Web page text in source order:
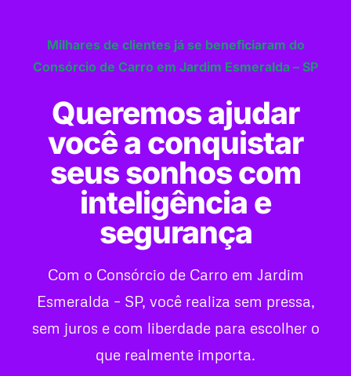
Milhares de clientes já se beneficiaram do
Consórcio de Carro em Jardim Esmeralda – SP
Queremos ajudar
você a conquistar
seus sonhos com
inteligência e
segurança
Com o Consórcio de Carro em Jardim
Esmeralda – SP, você realiza sem pressa,
sem juros e com liberdade para escolher o
que realmente importa.